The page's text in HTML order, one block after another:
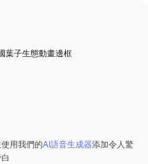
葉子生態動畫邊框
用我們的AI語音生成器添加令人驚